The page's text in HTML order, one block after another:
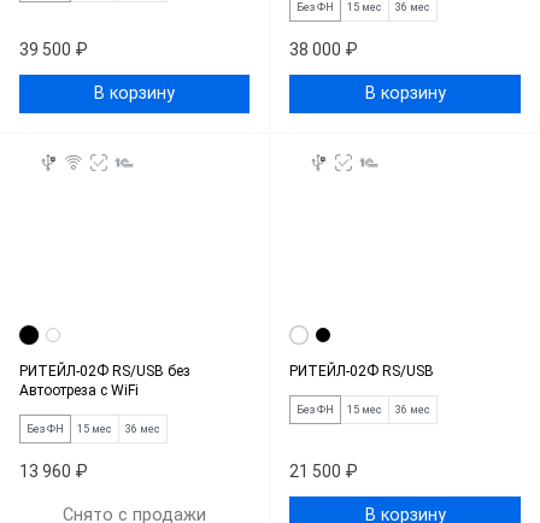
39 500 ₽
В корзину
Без ФН 15 мес 36 мес
38 000 ₽
В корзину
РИТЕЙЛ-02Ф RS/USB без
Автоотреза с WiFi
Без ФН 15 мес 36 мес
13 960 ₽
Снято с продажи
РИТЕЙЛ-02Ф RS/USB
Без ФН 15 мес 36 мес
21 500 ₽
В корзину